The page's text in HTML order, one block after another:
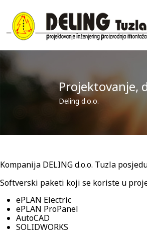
Projektovanje,
Deling d.o.o.
Kompanija DELING d.o.o. Tuzla
Softverski paketi koji se koriste u
ePLAN Electric
ePLAN ProPanel
AutoCAD
SOLIDWORKS